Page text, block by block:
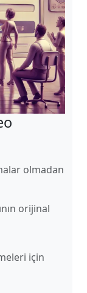
olmadan
orijinal
için